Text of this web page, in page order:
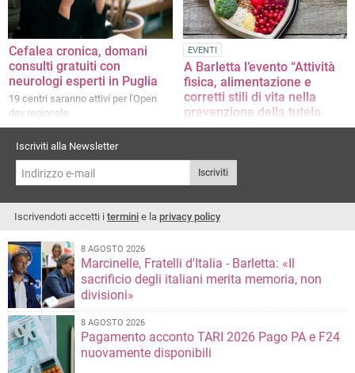
Cefalea cronica, domani
consulti gratuiti con
neurologi esperti in Puglia
19 centri saranno attivi per l'Open
day regionale
EVENTI
A Barletta l’evento “Attività
fisica, alimentazione e
corretti stili di vita nella
prevenzione della tutela
della salute”
Club Barletta Host e dal Leo Club
Barletta
Iscriviti alla Newsletter
Iscriviti
Iscrivendoti accetti i termini e la privacy policy
8 AGOSTO 2026
Marcinelle, Fratelli d'Italia - Barletta: «Il
sacrificio degli italiani merita memoria, non
divisioni»
8 AGOSTO 2026
Pagamento acconto TARI 2026 Pago PA e F24
nuovamente disponibili